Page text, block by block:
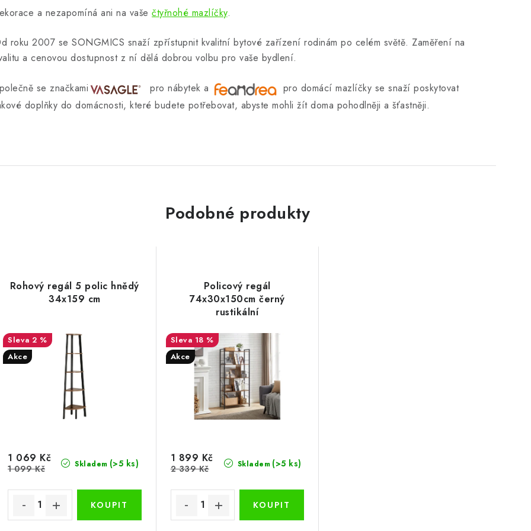
a nezapomíná ani na vaše čtyřnohé mazlíčky.
roku 2007 se SONGMICS snaží zpřístupnit kvalitní bytové zařízení rodinám po celém světě. Zaměření na
a cenovou dostupnost z ní dělá dobrou volbu pro vaše bydlení.
se značkami pro nábytek a
pro domácí mazlíčky se snaží poskytovat
doplňky do domácnosti, které budete potřebovat, abyste mohli žít doma pohodlněji a šťastněji.
Podobné produkty
Rohový regál 5 polic hnědý
34x159 cm
2 %
Akce
Skladem (>5 ks)
1 069 Kč
1 099 Kč
Policový regál
74x30x150cm černý
rustikální
18 %
Akce
Skladem (>5 ks)
1 899 Kč
2 339 Kč